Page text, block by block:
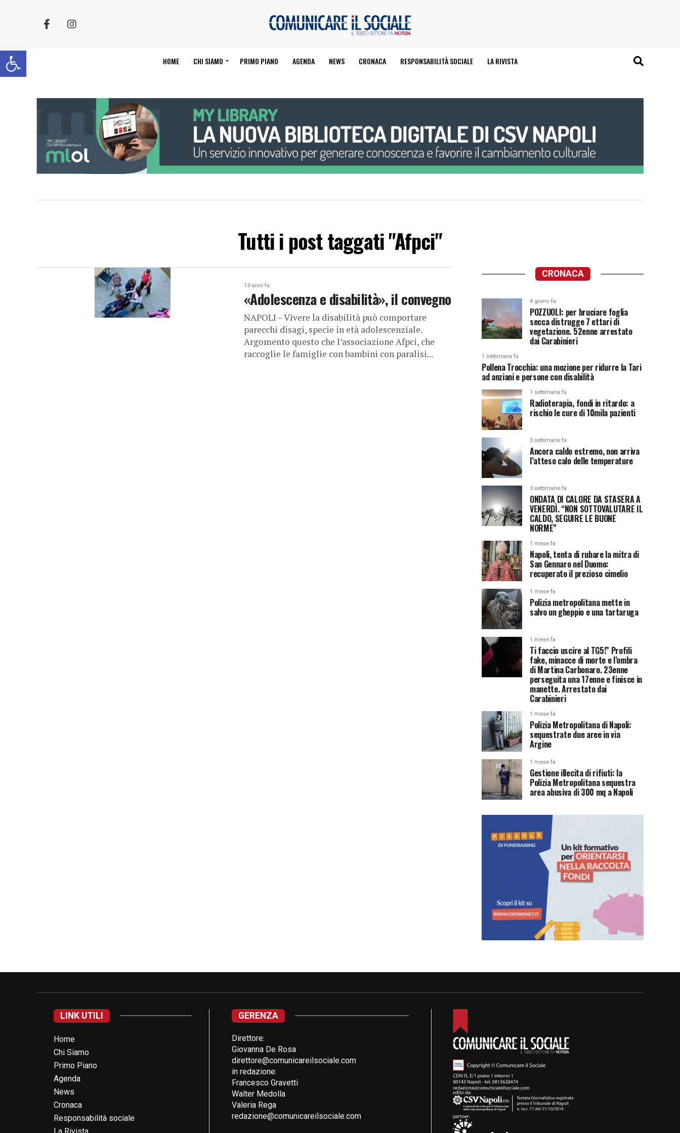
Apri la barra degli strumenti HOME CHI SIAMO PRIMO PIANO AGENDA NEWS CRONACA RESPONSABILITÀ SOCIALE LA RIVISTA
Tutti i post taggati "Afpci"
13 anni fa
«Adolescenza e disabilità», il convegno
NAPOLI – Vivere la disabilità può comportare
parecchi disagi, specie in età adolescenziale.
Argomento questo che l’associazione Afpci, che
raccoglie le famiglie con bambini con paralisi...
CRONACA
4 giorni fa
POZZUOLI: per bruciare foglia
secca distrugge 7 ettari di
vegetazione. 52enne arrestato
dai Carabinieri
1 settimana fa
Pollena Trocchia: una mozione per ridurre la Tari
ad anziani e persone con disabilità
1 settimana fa
Radioterapia, fondi in ritardo: a
rischio le cure di 10mila pazienti
3 settimane fa
Ancora caldo estremo, non arriva
l’atteso calo delle temperature
3 settimane fa
ONDATA DI CALORE DA STASERA A
VENERDÌ. “NON SOTTOVALUTARE IL
CALDO, SEGUIRE LE BUONE
NORME”
1 mese fa
Napoli, tenta di rubare la mitra di
San Gennaro nel Duomo:
recuperato il prezioso cimelio
1 mese fa
Polizia metropolitana mette in
salvo un gheppio e una tartaruga
1 mese fa
Ti faccio uscire al TG5!” Profili
fake, minacce di morte e l’ombra
di Martina Carbonaro. 23enne
perseguita una 17enne e finisce in
manette. Arrestato dai
Carabinieri
1 mese fa
Polizia Metropolitana di Napoli:
sequestrate due aree in via
Argine
1 mese fa
Gestione illecita di rifiuti: la
Polizia Metropolitana sequestra
area abusiva di 300 mq a Napoli
LINK UTILI
Home
Chi Siamo
Primo Piano
Agenda
News
Cronaca
Responsabilità sociale
GERENZA
Direttore:
Giovanna De Rosa
direttore@comunicareilsociale.com
in redazione:
Francesco Gravetti
Walter Medolla
Valeria Rega
redazione@comunicareilsociale.com